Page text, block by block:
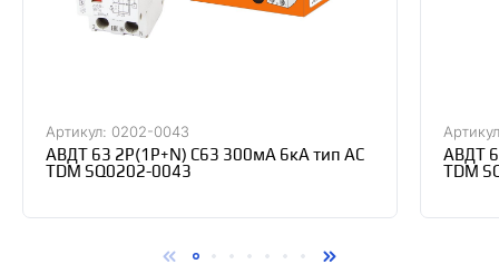
Артикул: 0202-0043
АВДТ 63 2Р(1Р+N) C63 300мА 6кА тип АС
TDM SQ0202-0043
АВДТ
TDM